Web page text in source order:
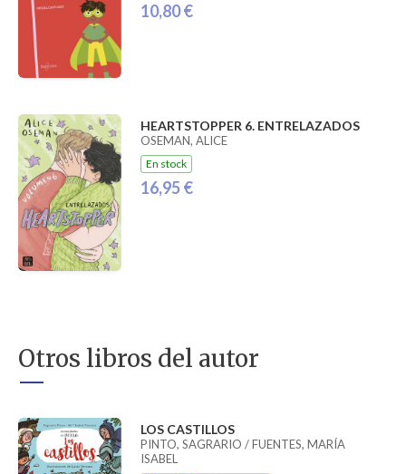
10,80 €
HEARTSTOPPER 6. ENTRELAZADOS
OSEMAN, ALICE
En stock
16,95 €
Otros libros del autor
LOS CASTILLOS
PINTO, SAGRARIO / FUENTES, MARÍA
ISABEL